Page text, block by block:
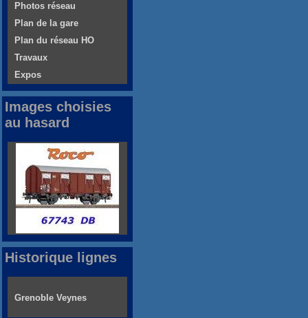
Photos réseau
Plan de la gare
Plan du réseau HO
Travaux
Expos
Images choisies
au hasard
Historique lignes
Grenoble Veynes